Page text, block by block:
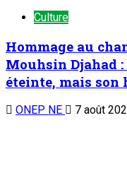
Culture
Hommage au
Mouhsin Djahad
éteinte, mais son
ONEP NE 7 août